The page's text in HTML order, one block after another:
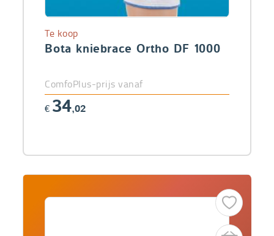
Bota kniebrace Ortho DF 1000
Te koop
ComfoPlus-prijs vanaf
€ 34,02